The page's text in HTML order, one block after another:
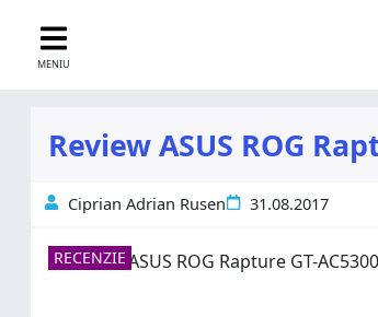
MENIU
Review ASUS ROG
Ciprian Adrian Rusen 31.08.2017
RECENZIE